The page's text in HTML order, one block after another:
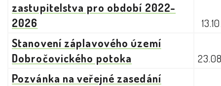
zastupitelstva pro období 2022-
2026
Stanovení záplavového území
Dobročovického potoka
Pozvánka na veřejné zasedání